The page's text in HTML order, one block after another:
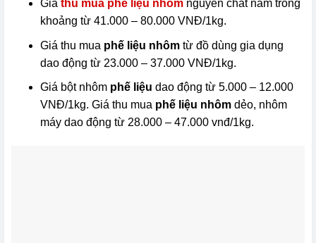
Giá thu mua phế liệu nhômnguyên chất nằm trong
khoảng từ 41.000 – 80.000 VNĐ/1kg.
Giá thu mua phế liệu nhômtừ đồ dùng gia dụng
dao động từ 23.000 – 37.000 VNĐ/1kg.
Giá bột nhôm phế liệu dao động từ 5.000 – 12.000
VNĐ/1kg. Giá thu mua phế liệu nhômdẻo, nhôm
máy dao động từ 28.000 – 47.000 vnđ/1kg.